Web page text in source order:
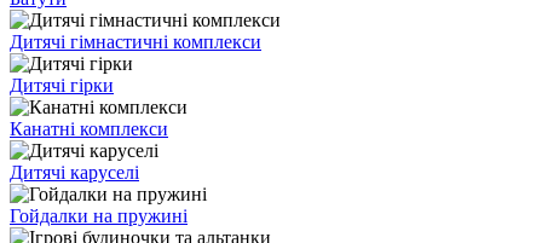
Дитячі гімнастичні комплекси
Дитячі гірки
Канатні комплекси
Дитячі каруселі
Гойдалки на пружині